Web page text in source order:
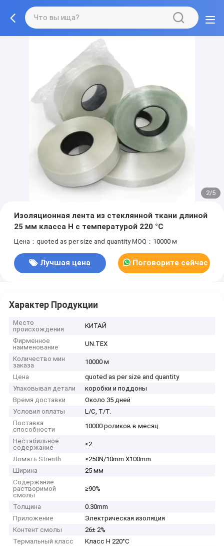
2/5
Изоляционная лента из стеклянной ткани длиной
25 мм класса H с температурой 220 °C
Цена：quoted as per size and quantity MOQ：10000 м
Лучшая цена Поговорите сейчас
Характер Продукции
Место
происхождения
КИТАЙ
Фирменное
наименование
UN.TEX
Количество мин
заказа
10000 м
Цена
quoted as per size and quantity
Упаковывая детали
коробки и поддоны
Время доставки
Около 35 дней
Условия оплаты
L/C, T/T.
Поставка
способности
10000 роликов в месяц
Нестабильное
содержание
≤2
Ломать Strenth
≥250N/10mm X100mm
Ширина
25 мм
Содержание
растворимой
смолы
≥90%
Толщина
0.30mm
Приложение
Электрическая изоляция
Контент смолы
26± 2%
Термальный класс
Класс H 220°C